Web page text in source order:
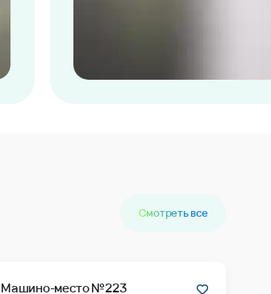
Смотреть все
Машино-место №223